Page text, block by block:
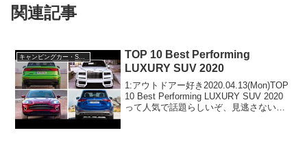
関連記事
TOP 10 Best Performing
LUXURY SUV 2020
1:アウトドアー好き2020.04.13(Mon)TOP
10 Best Performing LUXURY SUV 2020
って人気で話題らしいぞ、見逃さない